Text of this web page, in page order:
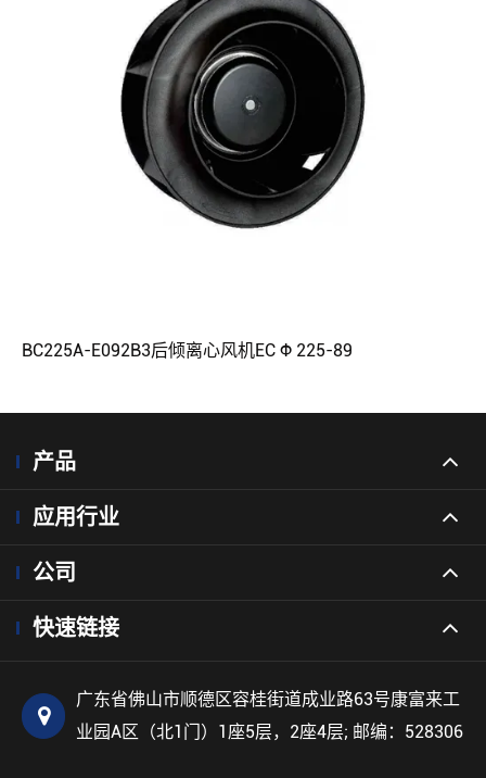
BC225A-E092B3后倾离心风机EC Φ 225-89
产品
应用行业
公司
快速链接
广东省佛山市顺德区容桂街道成业路63号康富来工
业园A区（北1门）1座5层，2座4层; 邮编：528306